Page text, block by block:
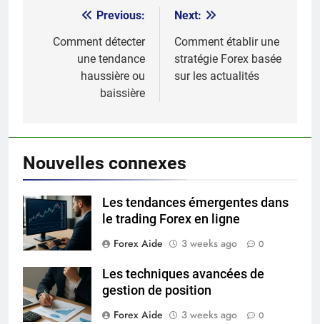
navigation
Previous:
Comment détecter
une tendance
haussière ou
baissière
Next:
Comment établir une
stratégie Forex basée
sur les actualités
Nouvelles connexes
Les tendances émergentes dans
le trading Forex en ligne
Forex Aide
3 weeks ago 0
Les techniques avancées de
gestion de position
Forex Aide
3 weeks ago 0